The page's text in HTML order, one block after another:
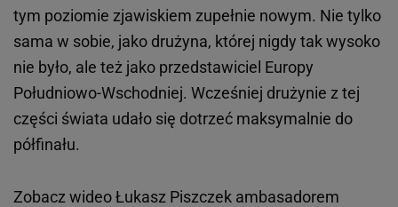
tym poziomie zjawiskiem zupełnie nowym. Nie tylko
sama w sobie, jako drużyna, której nigdy tak wysoko
nie było, ale też jako przedstawiciel Europy
Południowo-Wschodniej. Wcześniej drużynie z tej
części świata udało się dotrzeć maksymalnie do
półfinału.
Zobacz wideoŁukasz Piszczek ambasadorem